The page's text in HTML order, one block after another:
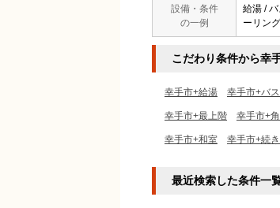
設備・条件
の一例
給湯 /
ーリン
こだわり条件から幸
幸手市+給湯 幸手市+バ
幸手市+最上階 幸手市+
幸手市+和室 幸手市+続
最近検索した条件一